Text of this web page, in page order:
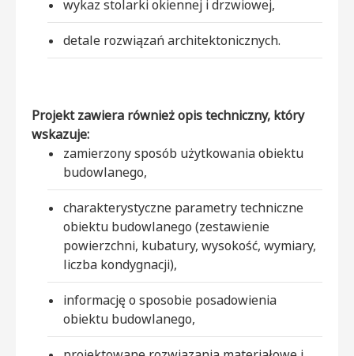
wykaz stolarki okiennej i drzwiowej,
detale rozwiązań architektonicznych.
Projekt zawiera również opis techniczny, który
wskazuje:
zamierzony sposób użytkowania obiektu
budowlanego,
charakterystyczne parametry techniczne
obiektu budowlanego (zestawienie
powierzchni, kubatury, wysokość, wymiary,
liczba kondygnacji),
informację o sposobie posadowienia
obiektu budowlanego,